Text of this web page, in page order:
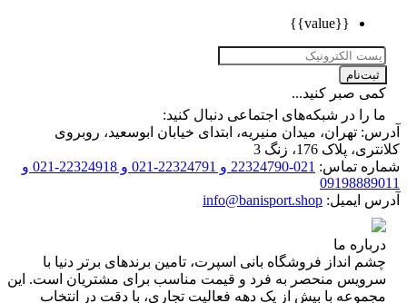
صبر کنید...
را در شبکه‌های اجتماعی دنبال کنید:
تهران، میدان منیریه، ابتدای خیابان ابوسعید، روبروی
پلاک 176، زنگ 3
تماس:
021-22324790 و 22324791-021 و 22324918-021 و
ایمیل: info@banisport.shop
ما
انداز فروشگاه‌ بانی اسپرت، تامین برندهای برتر دنیا با
منحصر به فرد و قیمت مناسب برای مشتریان است. این
با بیش از یک دهه فعالیت تجاری، با دقت در انتخاب